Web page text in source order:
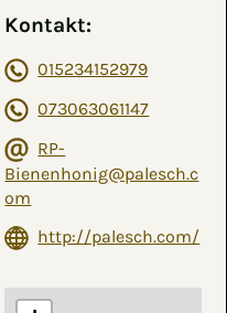
Kontakt:
015234152979
073063061147
RP-
Bienenhonig@palesch.c
om
http://palesch.com/